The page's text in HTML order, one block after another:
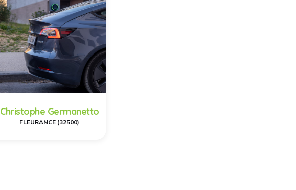
Christophe Germanetto
FLEURANCE (32500)